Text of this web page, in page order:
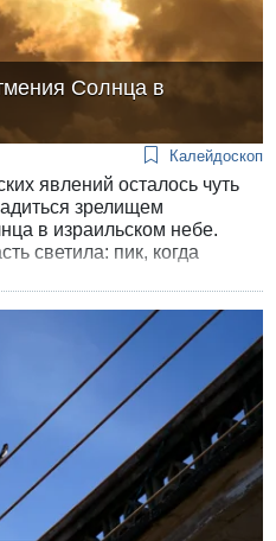
Солнца в
Калейдоскоп
явлений осталось чуть
зрелищем
в израильском небе.
светила: пик, когда
час жители севера страны
диска, в центре — 44%